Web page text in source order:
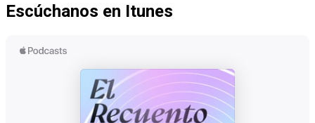
Escúchanos en Itunes